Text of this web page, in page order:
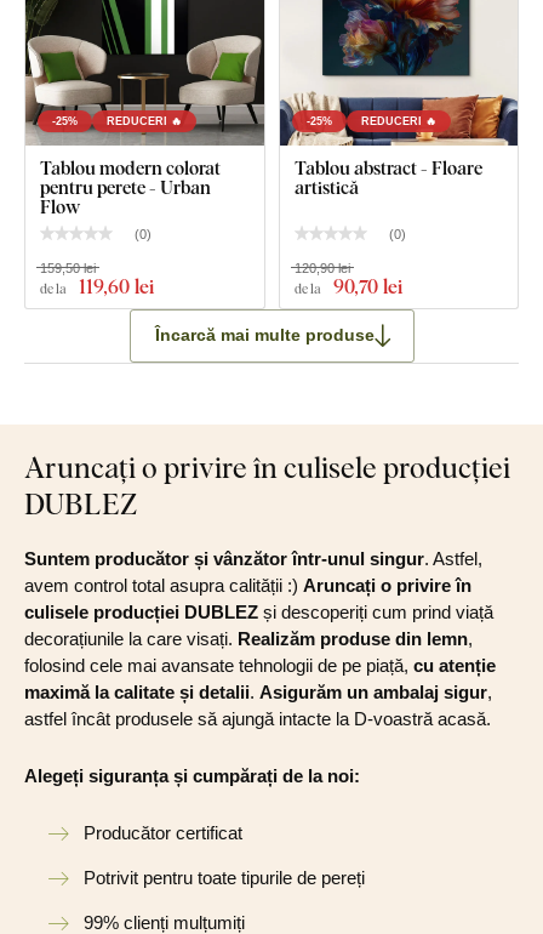
-25% REDUCERI 🔥
Tablou modern colorat
pentru perete - Urban
Flow
(0)
de la 119,60 lei
159,50 lei
-25% REDUCERI 🔥
Tablou abstract - Floare
artistică
(0)
de la 90,70 lei
120,90 lei
Încarcă mai multe produse
Aruncați o privire în culisele producției
DUBLEZ
Suntem producător și vânzător într-unul singur. Astfel,
avem control total asupra calității :) Aruncați o privire în
culisele producției DUBLEZ și descoperiți cum prind viață
decorațiunile la care visați. Realizăm produse din lemn,
folosind cele mai avansate tehnologii de pe piață, cu atenție
maximă la calitate și detalii. Asigurăm un ambalaj sigur,
astfel încât produsele să ajungă intacte la D-voastră acasă.
Alegeți siguranța și cumpărați de la noi:
Producător certificat
Potrivit pentru toate tipurile de pereți
99% clienți mulțumiți